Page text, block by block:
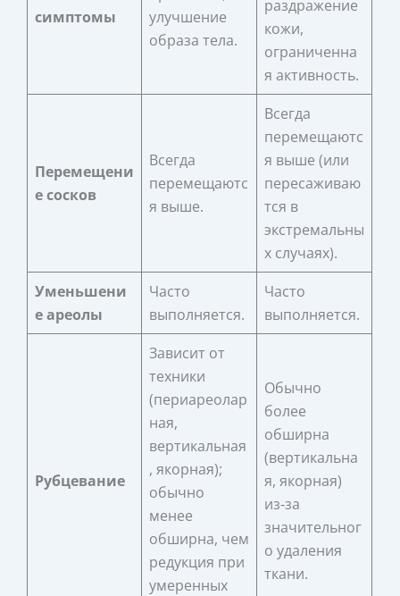
симптомы
улучшение
образа тела.
раздражение
кожи,
ограниченна
я активность.
Перемещени
е сосков
Всегда
перемещаютс
я выше.
Всегда
перемещаютс
я выше (или
пересаживаю
тся в
экстремальны
х случаях).
Уменьшени
е ареолы
Часто
выполняется.
Часто
выполняется.
Рубцевание
Зависит от
техники
(периареолар
ная,
вертикальная
, якорная);
обычно
менее
обширна, чем
редукция при
умеренных
Обычно
более
обширна
(вертикальна
я, якорная)
из‑за
значительног
о удаления
ткани.